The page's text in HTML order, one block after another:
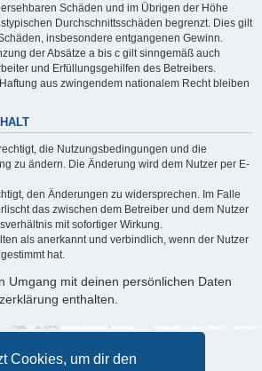
Cookies, um dir den
Schäden und im Übrigen der Höhe
Durchschnittsschäden begrenzt. Dies gilt
insbesondere entgangenen Gewinn.
der Absätze a bis c gilt sinngemäß auch
und Erfüllungsgehilfen des Betreibers.
aus zwingendem nationalem Recht bleiben
die Nutzungsbedingungen und die
zu ändern. Die Änderung wird dem Nutzer per E-
den Änderungen zu widersprechen. Im Falle
das zwischen dem Betreiber und dem Nutzer
mit sofortiger Wirkung.
als anerkannt und verbindlich, wenn der Nutzer
hat.
Umgang mit deinen persönlichen Daten
enthalten.